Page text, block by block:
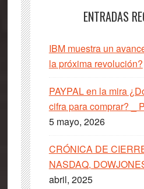
ENTRADAS
IBM muestra un
la próxima revolución?
PAYPAL en la mira
cifra para comprar? _
5 mayo, 2026
CRÓNICA DE
NASDAQ,
abril, 2025